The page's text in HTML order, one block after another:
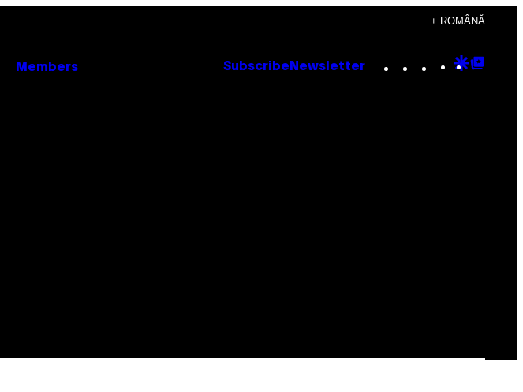
+ ROMÂNĂ
Members Subscribe Newsletter Instagram
TikTok
YouTube
Google